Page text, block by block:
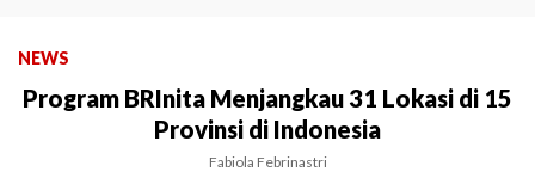
NEWS
Program BRInita Menjangkau 31 Lokasi di 15
Provinsi di Indonesia
Fabiola Febrinastri